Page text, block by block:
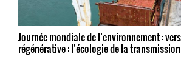
Journée mondiale de l’environnement :
régénérative : l’écologie de la